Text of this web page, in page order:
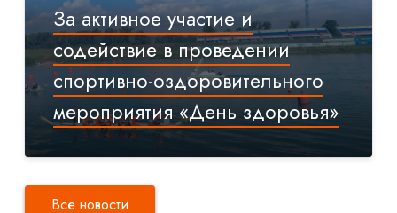
За активное участие и
содействие в проведении
спортивно-оздоровительного
мероприятия «День здоровья»
Все новости